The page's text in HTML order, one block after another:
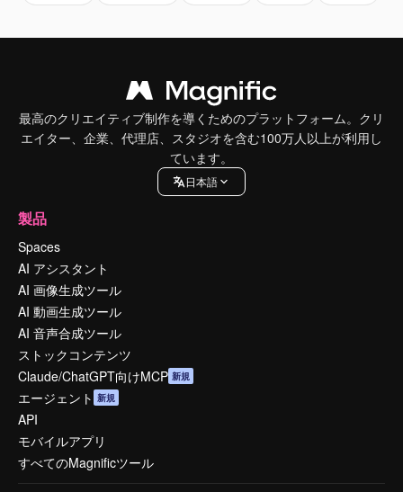
最高のクリエイティブ制作を導くためのプラットフォーム。クリ
エイター、企業、代理店、スタジオを含む100万人以上が利用し
ています。
日本語
製品
Spaces
AI アシスタント
AI 画像生成ツール
AI 動画生成ツール
AI 音声合成ツール
ストックコンテンツ
Claude/ChatGPT向けMCP 新規
エージェント 新規
API
モバイルアプリ
すべてのMagnificツール